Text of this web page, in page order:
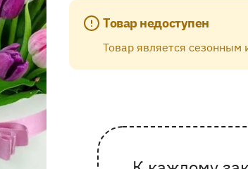
Товар недоступен
Товар является сезонным
Почему выбирают